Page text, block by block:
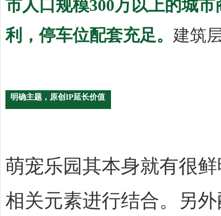
市人口规模300万以上的城
利，停车位配套充足。 建筑
明确主题，原创IP延长价值
萌宠乐园其本身就有很
相关元素进行结合。另